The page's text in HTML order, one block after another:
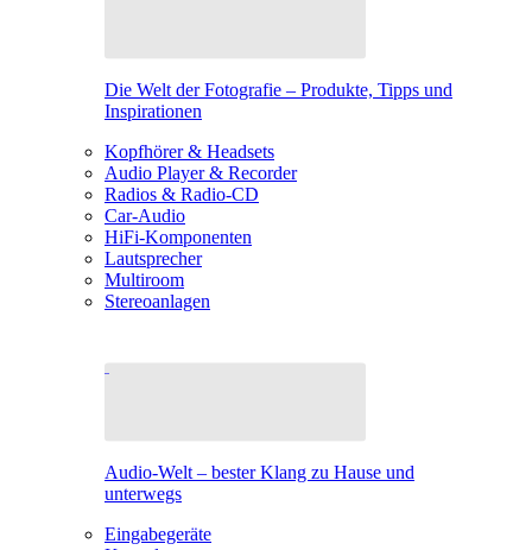
Die Welt der Fotografie – Produkte, Tipps und
Inspirationen
Kopfhörer & Headsets
Audio Player & Recorder
Radios & Radio-CD
Car-Audio
HiFi-Komponenten
Lautsprecher
Multiroom
Stereoanlagen
Audio-Welt – bester Klang zu Hause und
unterwegs
Eingabegeräte